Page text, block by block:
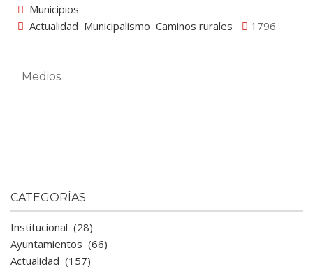
Municipios
Actualidad Municipalismo Caminos rurales 1796
Medios
CATEGORÍAS
Institucional (28)
Ayuntamientos (66)
Actualidad (157)